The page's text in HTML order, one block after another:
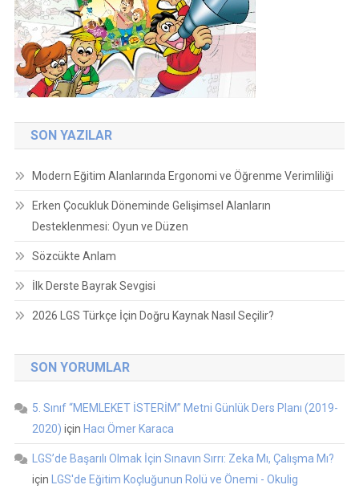
SON YAZILAR
Modern Eğitim Alanlarında Ergonomi ve Öğrenme Verimliliği
Erken Çocukluk Döneminde Gelişimsel Alanların
Desteklenmesi: Oyun ve Düzen
Sözcükte Anlam
İlk Derste Bayrak Sevgisi
2026 LGS Türkçe İçin Doğru Kaynak Nasıl Seçilir?
SON YORUMLAR
5. Sınıf “MEMLEKET İSTERİM” Metni Günlük Ders Planı (2019-
2020) için Hacı Ömer Karaca
LGS’de Başarılı Olmak İçin Sınavın Sırrı: Zeka Mı, Çalışma Mı?
için
LGS'de Eğitim Koçluğunun Rolü ve Önemi - Okulig